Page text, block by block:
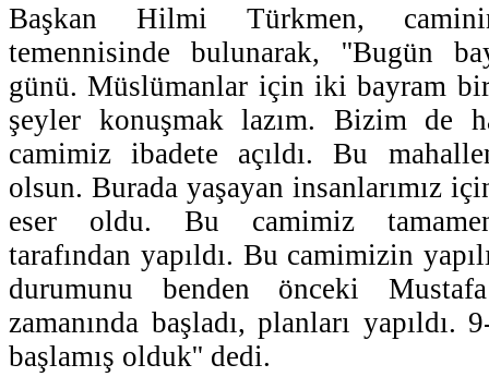
Başkan Hilmi Türkmen,
temennisinde bulunarak, ''Bugün
günü. Müslümanlar için iki bayram
şeyler konuşmak lazım. Bizim de
camimiz ibadete açıldı. Bu
olsun. Burada yaşayan insanlarımız
eser oldu. Bu camimiz tamamen
tarafından yapıldı. Bu camimizin
durumunu benden önceki
zamanında başladı, planları yapıldı.
başlamış olduk'' dedi.